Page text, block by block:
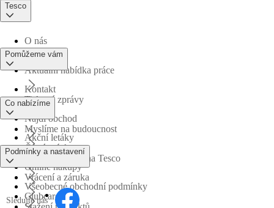
Tesco
O nás
Aktuální nabídka práce
Tiskové zprávy
Myslíme na budoucnost
Obchodní skupina Tesco
Pomůžeme vám
Kontakt
Najdi obchod
Časté otázky
Vrácení a záruka
Co nabízíme
Akční letáky
Online nákupy
Clubcard
Podmínky a nastavení
Všeobecné obchodní podmínky
Sledujte nás